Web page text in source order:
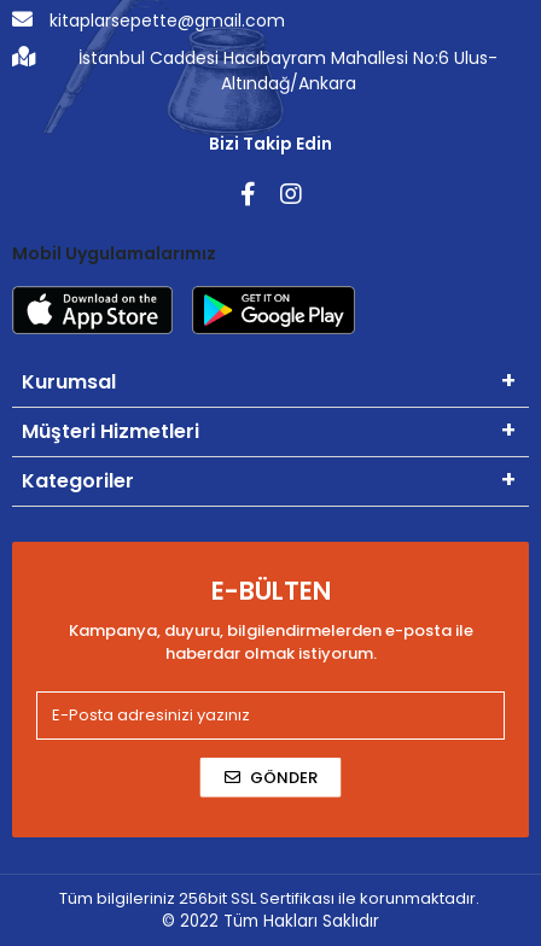
kitaplarsepette@gmail.com
İstanbul Caddesi Hacıbayram Mahallesi No:6 Ulus-
Altındağ/Ankara
Bizi Takip Edin
Mobil Uygulamalarımız
Kurumsal
Müşteri Hizmetleri
Kategoriler
E-BÜLTEN
Kampanya, duyuru, bilgilendirmelerden e-posta ile
haberdar olmak istiyorum.
GÖNDER
Tüm bilgileriniz 256bit SSL Sertifikası ile korunmaktadır.
© 2022 Tüm Hakları Saklıdır